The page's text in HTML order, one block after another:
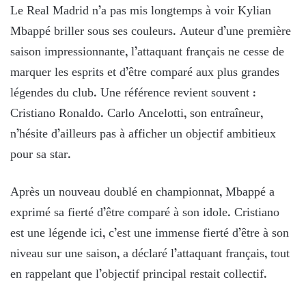
Le Real Madrid n’a pas mis longtemps à voir Kylian
Mbappé briller sous ses couleurs. Auteur d’une première
saison impressionnante, l’attaquant français ne cesse de
marquer les esprits et d’être comparé aux plus grandes
légendes du club. Une référence revient souvent :
Cristiano Ronaldo. Carlo Ancelotti, son entraîneur,
n’hésite d’ailleurs pas à afficher un objectif ambitieux
pour sa star.
Après un nouveau doublé en championnat, Mbappé a
exprimé sa fierté d’être comparé à son idole. Cristiano
est une légende ici, c’est une immense fierté d’être à son
niveau sur une saison, a déclaré l’attaquant français, tout
en rappelant que l’objectif principal restait collectif.